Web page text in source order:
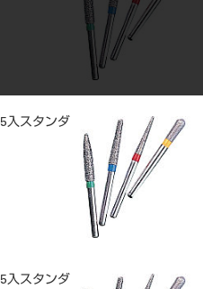
入スタンダ
入スタンダ